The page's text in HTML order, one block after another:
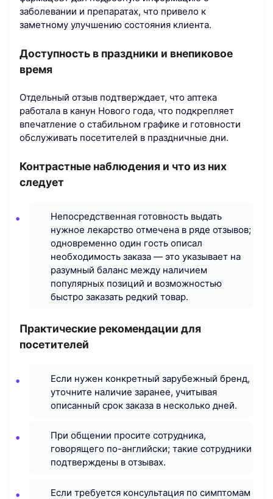
заболевании и препаратах, что привело к
заметному улучшению состояния клиента.
Доступность в праздники и внепиковое
время
Отдельный отзыв подтверждает, что аптека
работала в канун Нового года, что подкрепляет
впечатление о стабильном графике и готовности
обслуживать посетителей в праздничные дни.
Контрастные наблюдения и что из них
следует
Непосредственная готовность выдать
нужное лекарство отмечена в ряде отзывов;
одновременно один гость описал
необходимость заказа — это указывает на
разумный баланс между наличием
популярных позиций и возможностью
быстро заказать редкий товар.
Практические рекомендации для
посетителей
Если нужен конкретный зарубежный бренд,
уточните наличие заранее, учитывая
описанный срок заказа в несколько дней.
При общении просите сотрудника,
говорящего по-английски; такие сотрудники
подтверждены в отзывах.
Если требуется консультация по симптомам